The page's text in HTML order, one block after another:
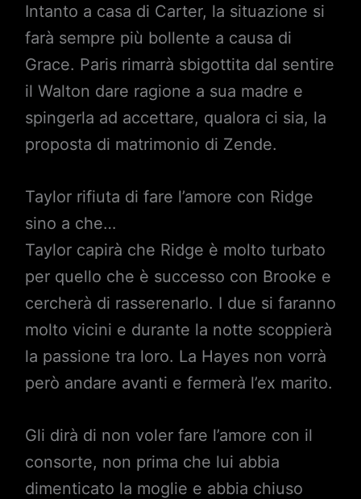
Intanto a casa di Carter, la situazione si
farà sempre più bollente a causa di
Grace. Paris rimarrà sbigottita dal sentire
il Walton dare ragione a sua madre e
spingerla ad accettare, qualora ci sia, la
proposta di matrimonio di Zende.
Taylor rifiuta di fare l’amore con Ridge
sino a che…
Taylor capirà che Ridge è molto turbato
per quello che è successo con Brooke e
cercherà di rasserenarlo. I due si faranno
molto vicini e durante la notte scoppierà
la passione tra loro. La Hayes non vorrà
però andare avanti e fermerà l’ex marito.
Gli dirà di non voler fare l’amore con il
consorte, non prima che lui abbia
dimenticato la moglie e abbia chiuso